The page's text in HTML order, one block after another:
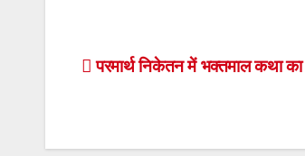
Post
परमार्थ निकेतन में भक्तमाल कथा का